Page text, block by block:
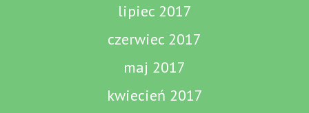
lipiec 2017
czerwiec 2017
maj 2017
kwiecień 2017